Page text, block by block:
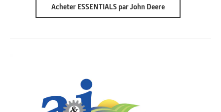
Acheter ESSENTIALS par John Deereabout
par
Deere